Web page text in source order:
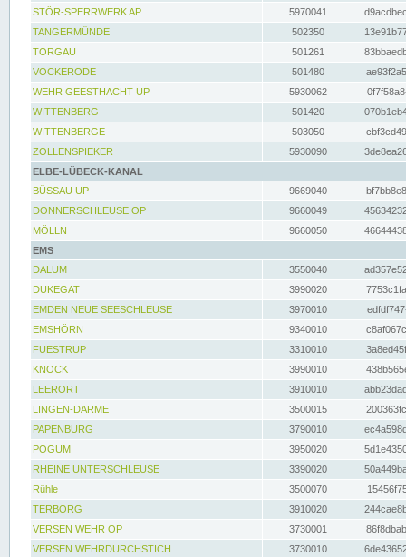
STÖR-SPERRWERK AP 5970041
TANGERMÜNDE
502350
TORGAU
501261
VOCKERODE
501480
WEHR GEESTHACHT UP
5930062
WITTENBERG
501420
WITTENBERGE
503050
ZOLLENSPIEKER
5930090
ELBE-LÜBECK-KANAL
BÜSSAU UP
9669040
DONNERSCHLEUSE OP
9660049
MÖLLN
9660050
EMS
DALUM
3550040
DUKEGAT
3990020
EMDEN NEUE SEESCHLEUSE
3970010
EMSHÖRN
9340010
FUESTRUP
3310010
KNOCK
3990010
LEERORT
3910010
LINGEN-DARME
3500015
PAPENBURG
3790010
POGUM
3950020
RHEINE UNTERSCHLEUSE
3390020
Rühle
3500070
TERBORG
3910020
VERSEN WEHR OP
3730001
VERSEN WEHRDURCHSTICH
3730010